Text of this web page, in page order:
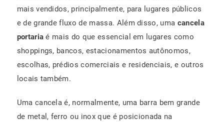
mais vendidos, principalmente, para lugares públicos
e de grande fluxo de massa. Além disso, uma cancela
portaria é mais do que essencial em lugares como
shoppings, bancos, estacionamentos autônomos,
escolhas, prédios comerciais e residenciais, e outros
locais também.
Uma cancela é, normalmente, uma barra bem grande
de metal, ferro ou inox que é posicionada na